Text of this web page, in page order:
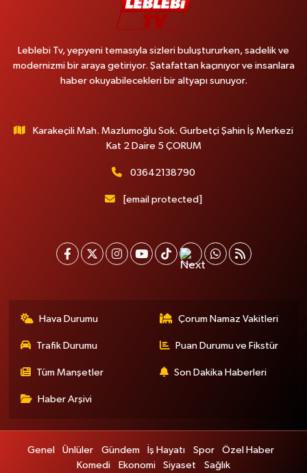
Leblebi Tv, yepyeni temasıyla sizleri buluştururken, sadelik ve
modernizmi bir araya getiriyor. Şatafattan kaçınıyor ve insanlara
haber okuyabilecekleri bir altyapı sunuyor.
Karakeçili Mah. Mazlumoğlu Sok. Gurbetçi Şahin İş Merkezi
Kat 2 Daire 5 ÇORUM
03642138790
[email protected]
Hava Durumu Çorum Namaz Vakitleri
Trafik Durumu Puan Durumu ve Fikstür
Tüm Manşetler Son Dakika Haberleri
Haber Arşivi
Genel Ünlüler Gündem İş Hayatı Spor
Özel Haber
Komedi
Ekonomi Siyaset Sağlık